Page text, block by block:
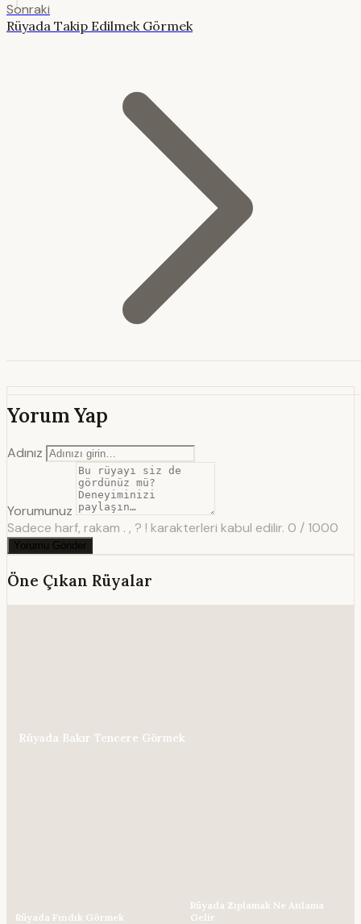
Sonraki
Rüyada Takip Edilmek Görmek
Yorum Yap
Adınız
Yorumunuz
Sadece harf, rakam . , ? ! karakterleri kabul edilir. 0 / 1000
Yorumu Gönder
Öne Çıkan Rüyalar
Rüyada Bakır Tencere Görmek
Rüyada Fındık Görmek
Rüyada Zıplamak Ne Anlama
Gelir